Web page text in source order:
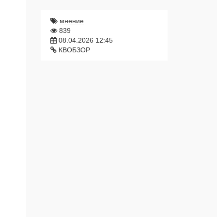
мнение
839
08.04.2026 12:45
КВОБЗОР